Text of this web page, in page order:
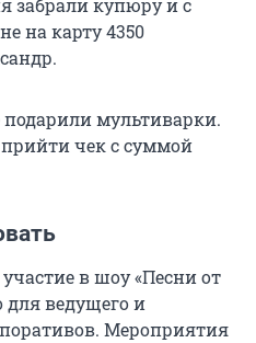
забрали купюру и с
на карту 4350
мультиварки.
чек с суммой
в шоу «Песни от
для ведущего и
Мероприятия